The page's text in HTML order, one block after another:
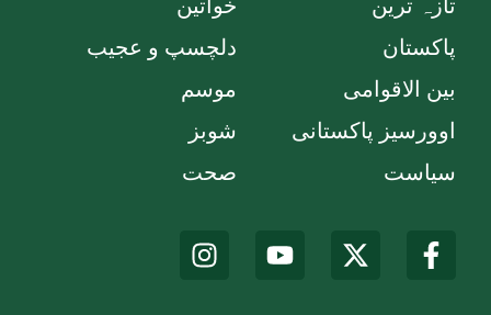
خواتین
دلچسپ و عجیب
موسم
شوبز
صحت
تازہ ترین
پاکستان
بین الاقوامی
اوورسیز پاکستانی
سیاست